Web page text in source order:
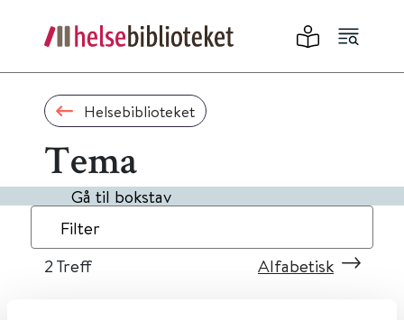
Helsebiblioteket
Tema
Gå til bokstav
Filter
2 Treff Alfabetisk